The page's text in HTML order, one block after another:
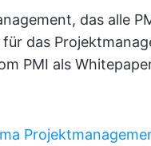
das alle
das
PMI als